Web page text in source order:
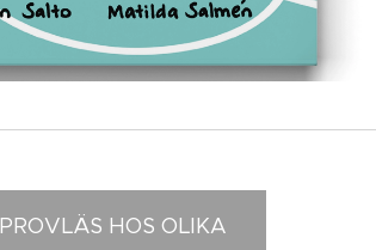
PROVLÄS HOS OLIKA